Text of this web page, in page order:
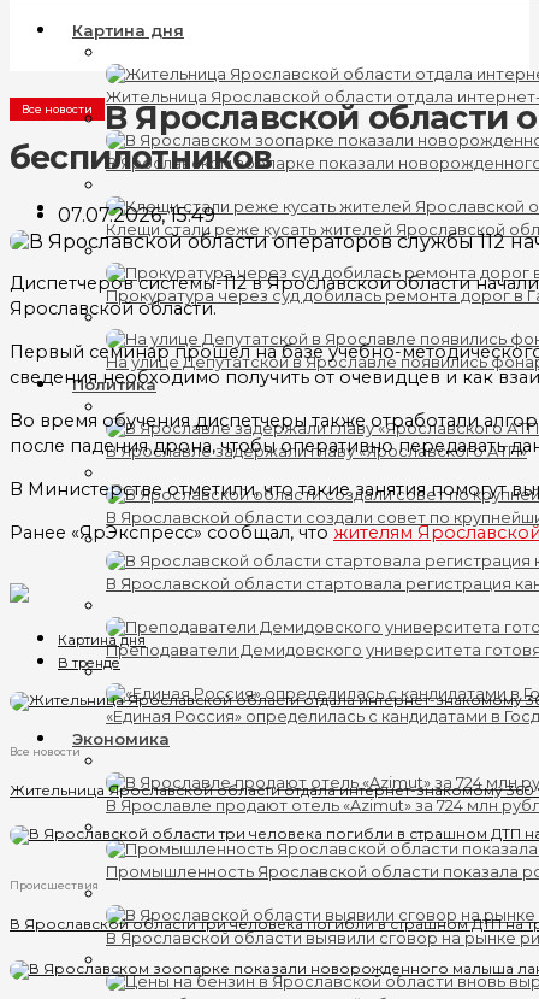
Картина дня
Жительница Ярославской области отдала
В Ярославском зоопарке показали
Клещи стали реже кусать жителей Ярославской
Прокуратура через суд добилась ремонта дорог в
На улице Депутатской в Ярославле появились
Политика
В Ярославле задержали главу «Ярославского АТП»
В Ярославской области создали совет по
В Ярославской области стартовала регистрация
Преподаватели Демидовского университета
«Единая Россия» определилась с кандидатами в
Экономика
В Ярославле продают отель «Azimut» за 724 млн
Промышленность Ярославской области показала
В Ярославской области выявили сговор на рынке
Все новости
В Ярославской области
беспилотников
07.07.2026, 15:49
Диспетчеров системы-112 в Ярославской области
Ярославской области.
Первый семинар прошел на базе учебно-
сведения необходимо получить от очевидцев и как
Во время обучения диспетчеры также отработали
после падения дрона, чтобы оперативно передавать
В Министерстве отметили, что такие занятия помогут
Ранее «ЯрЭкспресс» сообщал, чтожителям
Картина дня
В тренде
Все новости
Жительница Ярославской области отдала интернет-знакомому 360
Происшествия
В Ярославской области три человека погибли в страшном ДТП на